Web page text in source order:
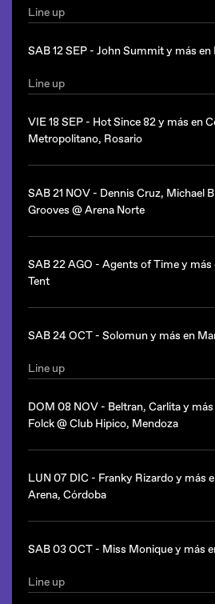
Desde las 23hs.
Line up
Udolph
Desde las 23:59hs.
Crobar es Marcelino Freyre s/n,
Palermo, Ciudad de Buenos Aires.
SAB 12 SEP - John Summit y más en
Line up
Desde las 23:59.
Mandarine Tent queda en el
VIE 18 SEP - Hot Since 82 y más en
Metropolitano, Rosario
Hot Since 82 (UK/Knee Deep In
Chapa & Castelo
Dewcruz
Desde las 21hs.
Complejo Metropolitano queda en
SAB 21 NOV - Dennis Cruz, Michael
Grooves @ Arena Norte
Dennis Cruz(España)
Michael Bibi
SAB 22 AGO - Agents of Time y más
Tent
Agents of Time(Italia/Afterlife)
Desde las 23:59.
Mandarine Tent queda en el
Costanera y Av Sarmiento, Ciudad de
SAB 24 OCT - Solomun y más en
Line up
Estilo: melodic house.
Mandarine queda en el Complejo
DOM 08 NOV - Beltran, Carlita y
Folck @ Club Hipico, Mendoza
Beltran(Brasil)
Carlita (Italia)
RzmdvsChackbeat
Desde las 17hs.
Club Hípico Mendoza queda en
LUN 07 DIC - Franky Rizardo y más
Arena, Córdoba
Franky Rizardo(Holanda)
Desde las 23hs.
SAB 03 OCT - Miss Monique y más
Line up